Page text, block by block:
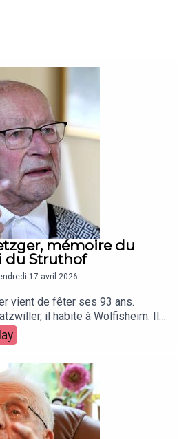
mémoire du
du Struthof
17 avril 2026
vient de fêter ses 93 ans.
il habite à Wolfisheim. Il a
son village natal de
mère tenait l’épicerie du village.
croisé le commandant Kramer,
concentration situé au Struthof.
quotidien et souvenirs glaçants,
micro une part sombre de
telle qu'il l'a vécue de